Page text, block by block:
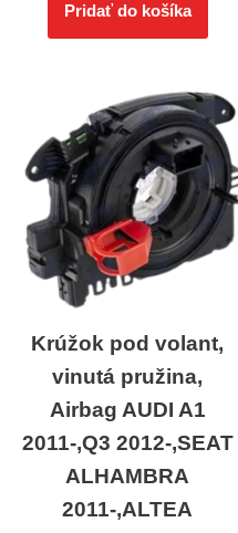
Pridať do košíka
Krúžok pod volant,
vinutá pružina,
Airbag AUDI A1
2011-,Q3 2012-,SEAT
ALHAMBRA
2011-,ALTEA